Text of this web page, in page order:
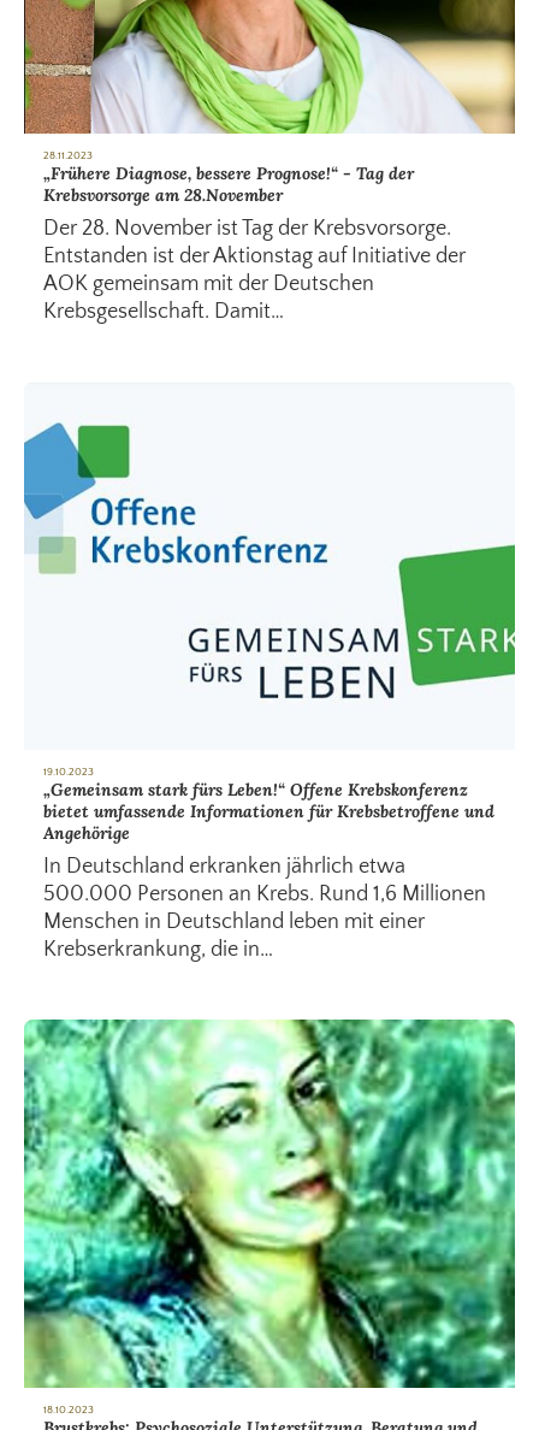
28.11.2023
„Frühere Diagnose, bessere Prognose!“ - Tag der
Krebsvorsorge am 28.November
Der 28. November ist Tag der Krebsvorsorge.
Entstanden ist der Aktionstag auf Initiative der
AOK gemeinsam mit der Deutschen
Krebsgesellschaft. Damit…
19.10.2023
„Gemeinsam stark fürs Leben!“ Offene Krebskonferenz
bietet umfassende Informationen für Krebsbetroffene und
Angehörige
In Deutschland erkranken jährlich etwa
500.000 Personen an Krebs. Rund 1,6 Millionen
Menschen in Deutschland leben mit einer
Krebserkrankung, die in…
18.10.2023